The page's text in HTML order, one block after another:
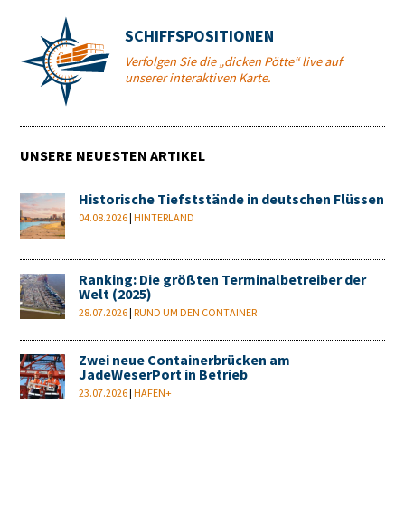
SCHIFFSPOSITIONEN
Verfolgen Sie die „dicken Pötte“ live auf
unserer interaktiven Karte.
UNSERE NEUESTEN ARTIKEL
Historische Tiefststände in deutschen Flüssen
04.08.2026 |HINTERLAND
Ranking: Die größten Terminalbetreiber der
Welt (2025)
28.07.2026 |RUND UM DEN CONTAINER
Zwei neue Containerbrücken am
JadeWeserPort in Betrieb
23.07.2026 |HAFEN+